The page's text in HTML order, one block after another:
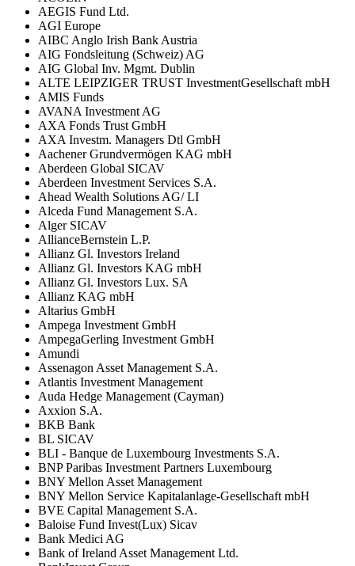
AEGIS Fund Ltd.
AGI Europe
AIBC Anglo Irish Bank Austria
AIG Fondsleitung (Schweiz) AG
AIG Global Inv. Mgmt. Dublin
ALTE LEIPZIGER TRUST InvestmentGesellschaft mbH
AMIS Funds
AVANA Investment AG
AXA Fonds Trust GmbH
AXA Investm. Managers Dtl GmbH
Aachener Grundvermögen KAG mbH
Aberdeen Global SICAV
Aberdeen Investment Services S.A.
Ahead Wealth Solutions AG/ LI
Alceda Fund Management S.A.
Alger SICAV
AllianceBernstein L.P.
Allianz Gl. Investors Ireland
Allianz Gl. Investors KAG mbH
Allianz Gl. Investors Lux. SA
Allianz KAG mbH
Altarius GmbH
Ampega Investment GmbH
AmpegaGerling Investment GmbH
Amundi
Assenagon Asset Management S.A.
Atlantis Investment Management
Auda Hedge Management (Cayman)
Axxion S.A.
BKB Bank
BL SICAV
BLI - Banque de Luxembourg Investments S.A.
BNP Paribas Investment Partners Luxembourg
BNY Mellon Asset Management
BNY Mellon Service Kapitalanlage-Gesellschaft mbH
BVE Capital Management S.A.
Baloise Fund Invest(Lux) Sicav
Bank Medici AG
Bank of Ireland Asset Management Ltd.